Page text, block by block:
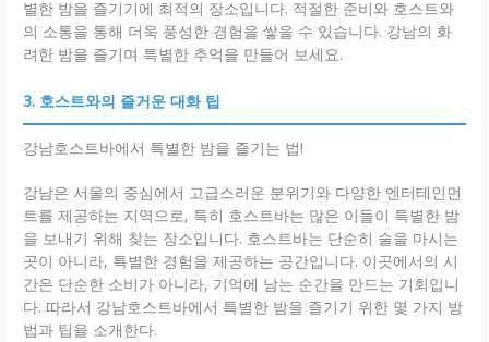
별한 밤을 즐기기에 최적의 장소입니다. 적절한 준비와 호스트와
의 소통을 통해 더욱 풍성한 경험을 쌓을 수 있습니다. 강남의 화
려한 밤을 즐기며 특별한 추억을 만들어 보세요.
3. 호스트와의 즐거운 대화 팁
강남호스트바에서 특별한 밤을 즐기는 법!
강남은 서울의 중심에서 고급스러운 분위기와 다양한 엔터테인먼
트를 제공하는 지역으로, 특히 호스트바는 많은 이들이 특별한 밤
을 보내기 위해 찾는 장소입니다. 호스트바는 단순히 술을 마시는
곳이 아니라, 특별한 경험을 제공하는 공간입니다. 이곳에서의 시
간은 단순한 소비가 아니라, 기억에 남는 순간을 만드는 기회입니
다. 따라서 강남호스트바에서 특별한 밤을 즐기기 위한 몇 가지 방
법과 팁을 소개한다.